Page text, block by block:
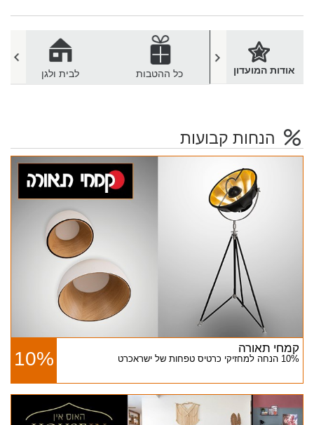
אודות המועדון
מטבחים וקרמיקה כל ההטבות לבית ולגן
הנחות קבועות
קמחי תאורה
10% הנחה למחזיקי כרטיס טפחות של ישראכרט 10%